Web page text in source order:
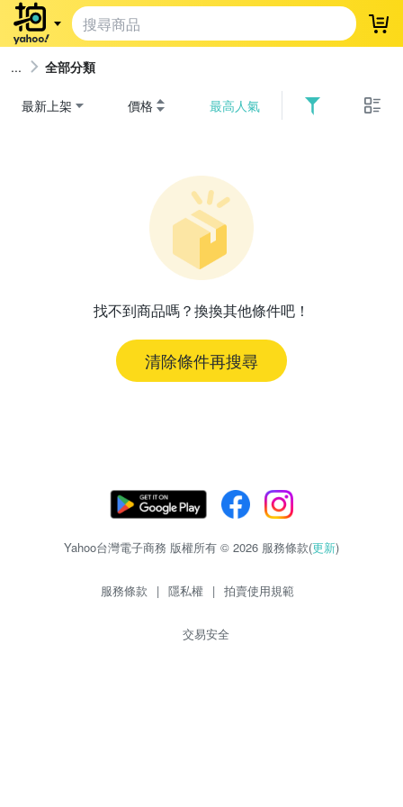
登
全部分類
最新上架 價格 最高人氣
找不到商品嗎？換換其他條件吧！
清除條件再搜尋
Yahoo台灣電子商務 版權所有 © 2026 服務條款(更新)
服務條款 | 隱私權 | 拍賣使用規範
交易安全